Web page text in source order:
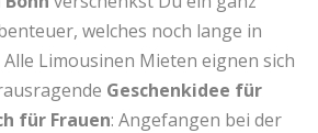
welches noch lange in
Limousinen Mieten eignen sich
Geschenkidee für
für Frauen: Angefangen bei der